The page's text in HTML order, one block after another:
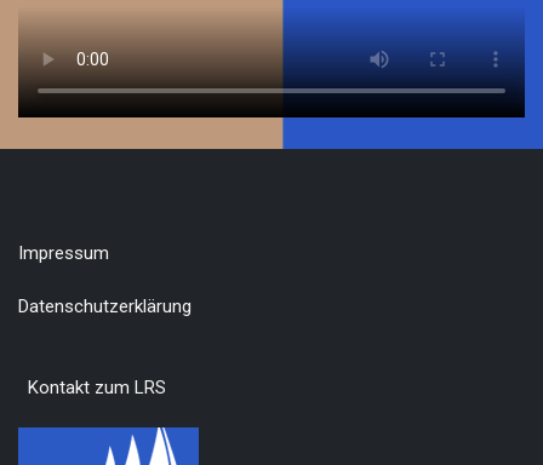
Impressum
Datenschutzerklärung
Kontakt zum LRS